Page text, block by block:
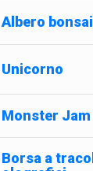
Albero bonsai
Unicorno
Monster Jam
Borsa a